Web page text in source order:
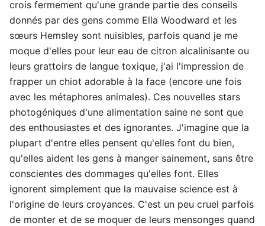
crois fermement qu'une grande partie des conseils
donnés par des gens comme Ella Woodward et les
sœurs Hemsley sont nuisibles, parfois quand je me
moque d'elles pour leur eau de citron alcalinisante ou
leurs grattoirs de langue toxique, j'ai l'impression de
frapper un chiot adorable à la face (encore une fois
avec les métaphores animales). Ces nouvelles stars
photogéniques d'une alimentation saine ne sont que
des enthousiastes et des ignorantes. J'imagine que la
plupart d'entre elles pensent qu'elles font du bien,
qu'elles aident les gens à manger sainement, sans être
conscientes des dommages qu'elles font. Elles
ignorent simplement que la mauvaise science est à
l'origine de leurs croyances. C'est un peu cruel parfois
de monter et de se moquer de leurs mensonges quand